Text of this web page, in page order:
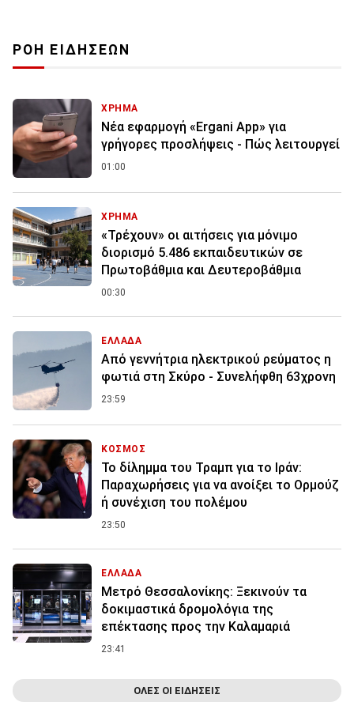
ΡΟΗ ΕΙΔΗΣΕΩΝ
ΧΡΗΜΑ
Νέα εφαρμογή «Ergani App» για
γρήγορες προσλήψεις - Πώς λειτουργεί
01:00
ΧΡΗΜΑ
«Τρέχουν» οι αιτήσεις για μόνιμο
διορισμό 5.486 εκπαιδευτικών σε
Πρωτοβάθμια και Δευτεροβάθμια
00:30
ΕΛΛΑΔΑ
Από γεννήτρια ηλεκτρικού ρεύματος η
φωτιά στη Σκύρο - Συνελήφθη 63χρονη
23:59
ΚΟΣΜΟΣ
Το δίλημμα του Τραμπ για το Ιράν:
Παραχωρήσεις για να ανοίξει το Ορμούζ
ή συνέχιση του πολέμου
23:50
ΕΛΛΑΔΑ
Μετρό Θεσσαλονίκης: Ξεκινούν τα
δοκιμαστικά δρομολόγια της
επέκτασης προς την Καλαμαριά
23:41
ΟΛΕΣ ΟΙ ΕΙΔΗΣΕΙΣ